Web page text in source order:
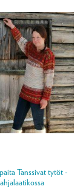
Tanssivat tytöt -